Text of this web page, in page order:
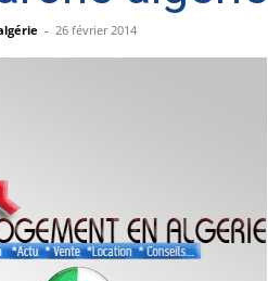
- 26 février 2014